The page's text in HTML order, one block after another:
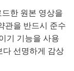
한 원본 영상을
관을 반드시 준수
기 기능을 사용
선명하게 감상